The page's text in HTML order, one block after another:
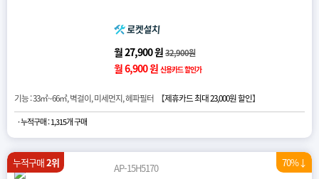
월 27,900 원32,900원
월 6,900 원 신용카드 할인가
기능 : 33㎡~66㎡, 벽걸이, 미세먼지, 헤파필터 【제휴카드 최대 23,000원 할인】
· 누적구매 : 1,315개 구매
누적구매2위
AP-15H5170
70%↓